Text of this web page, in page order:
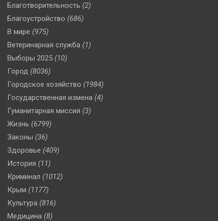
Благотворительность (2)
Благоустройство (686)
В мире (975)
Ветеринарная служба (1)
Выборы 2025 (10)
Город (8036)
Городское хозяйство (1984)
Государственная измена (4)
Гуманитарная миссия (3)
Жизнь (6799)
Законы (36)
Здоровье (409)
История (11)
Криминал (1012)
Крым (1177)
Культура (816)
Медицина (8)